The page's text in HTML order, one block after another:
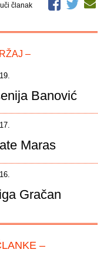
članak
–
Banović
Maras
Gračan
–